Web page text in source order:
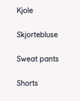
Kjole
Skjortebluse
Sweat pants
Shorts